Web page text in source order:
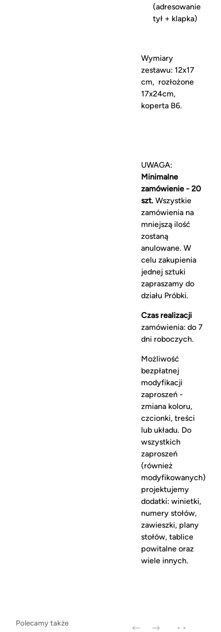
(adresowanie
tył + klapka)
Wymiary
zestawu: 12x17
cm, rozłożone
17x24cm,
koperta B6.
UWAGA:
Minimalne
zamówienie - 20
szt. Wszystkie
zamówienia na
mniejszą ilość
zostaną
anulowane. W
celu zakupienia
jednej sztuki
zapraszamy do
działu Próbki.
Czas realizacji
zamówienia: do 7
dni roboczych.
Możliwość
bezpłatnej
modyfikacji
zaproszeń -
zmiana koloru,
czcionki, treści
lub układu. Do
wszystkich
zaproszeń
(również
modyfikowanych)
projektujemy
dodatki: winietki,
numery stołów,
zawieszki, plany
stołów, tablice
powitalne oraz
wiele innych.
Polecamy także